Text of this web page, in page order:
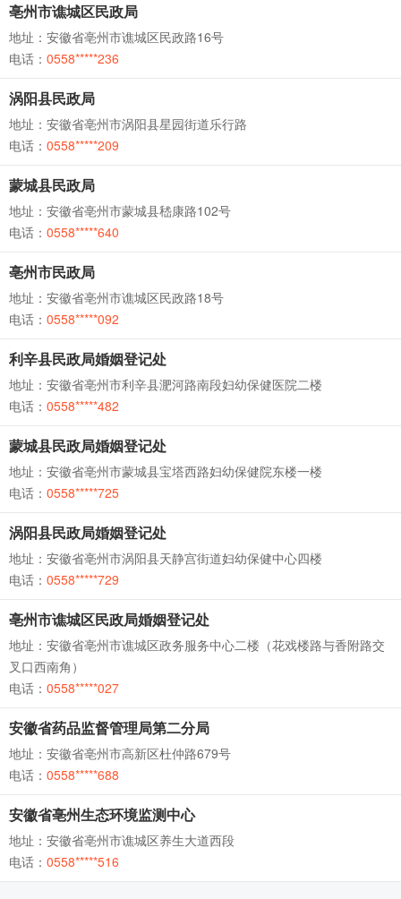
亳州市谯城区民政局
地址：安徽省亳州市谯城区民政路16号
电话： 0558*****236
涡阳县民政局
地址：安徽省亳州市涡阳县星园街道乐行路
电话： 0558*****209
蒙城县民政局
地址：安徽省亳州市蒙城县嵇康路102号
电话： 0558*****640
亳州市民政局
地址：安徽省亳州市谯城区民政路18号
电话： 0558*****092
利辛县民政局婚姻登记处
地址：安徽省亳州市利辛县淝河路南段妇幼保健医院二楼
电话： 0558*****482
蒙城县民政局婚姻登记处
地址：安徽省亳州市蒙城县宝塔西路妇幼保健院东楼一楼
电话： 0558*****725
涡阳县民政局婚姻登记处
地址：安徽省亳州市涡阳县天静宫街道妇幼保健中心四楼
电话： 0558*****729
亳州市谯城区民政局婚姻登记处
地址：安徽省亳州市谯城区政务服务中心二楼（花戏楼路与香附路交
叉口西南角）
电话： 0558*****027
安徽省药品监督管理局第二分局
地址：安徽省亳州市高新区杜仲路679号
电话： 0558*****688
安徽省亳州生态环境监测中心
地址：安徽省亳州市谯城区养生大道西段
电话： 0558*****516